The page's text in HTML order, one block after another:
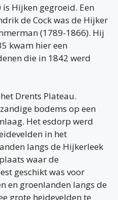
Hijken gegroeid. Een
de Cock was de Hijker
(1789-1866). Hij
kwam hier een
die in 1842 werd
Drents Plateau.
bodems op een
Het esdorp werd
in het
langs de Hijkerleek
waar de
geschikt was voor
en groenlanden langs de
grote heidevelden te